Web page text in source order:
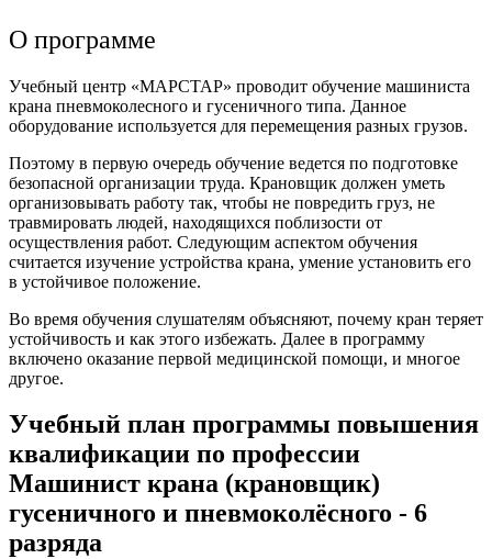
О программе
Учебный центр «МАРСТАР» проводит обучение машиниста
крана пневмоколесного и гусеничного типа. Данное
оборудование используется для перемещения разных грузов.
Поэтому в первую очередь обучение ведется по подготовке
безопасной организации труда. Крановщик должен уметь
организовывать работу так, чтобы не повредить груз, не
травмировать людей, находящихся поблизости от
осуществления работ. Следующим аспектом обучения
считается изучение устройства крана, умение установить его
в устойчивое положение.
Во время обучения слушателям объясняют, почему кран теряет
устойчивость и как этого избежать. Далее в программу
включено оказание первой медицинской помощи, и многое
другое.
Учебный план программы повышения
квалификации по профессии
Машинист крана (крановщик)
гусеничного и пневмоколёсного - 6
разряда